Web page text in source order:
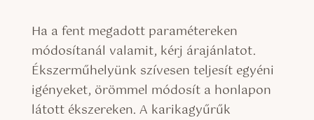
Ha a fent megadott paramétereken
módosítanál valamit, kérj árajánlatot.
Ékszerműhelyünk szívesen teljesít egyéni
igényeket, örömmel módosít a honlapon
látott ékszereken. A karikagyűrűk